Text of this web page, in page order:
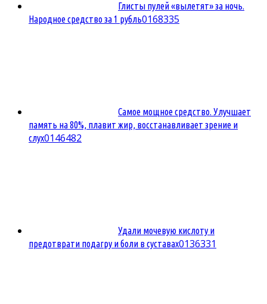
Глисты пулей «вылетят» за ночь.
Народное средство за 1 рубль0168335
Самое мощное средство. Улучшает
память на 80%, плавит жир, восстанавливает зрение и
слух0146482
Удали мочевую кислоту и
предотврати подагру и боли в суставах0136331